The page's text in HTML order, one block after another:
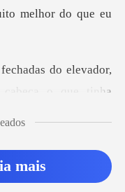
as do elevador,
mais